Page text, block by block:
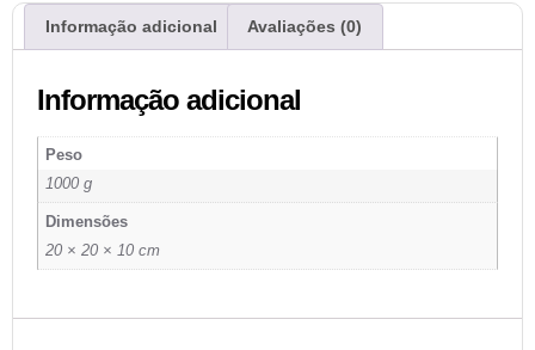
Informação adicional Avaliações (0)
Informação adicional
Peso
1000 g
Dimensões
20 × 20 × 10 cm